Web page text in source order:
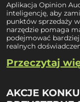
Aplikacja Opinion
inteligencję, aby
punktów sprzedaży
narzędzie pomaga
podejmować
realnych
Przeczytaj
AKCJE